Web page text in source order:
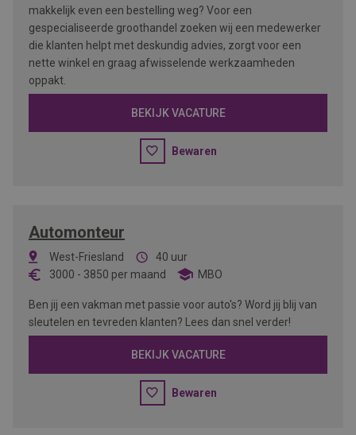
makkelijk even een bestelling weg? Voor een
gespecialiseerde groothandel zoeken wij een medewerker
die klanten helpt met deskundig advies, zorgt voor een
nette winkel en graag afwisselende werkzaamheden
oppakt.
BEKIJK VACATURE
Bewaren
Automonteur
West-Friesland
40 uur
3000 - 3850 per maand MBO
Ben jij een vakman met passie voor auto's? Word jij blij van
sleutelen en tevreden klanten? Lees dan snel verder!
BEKIJK VACATURE
Bewaren